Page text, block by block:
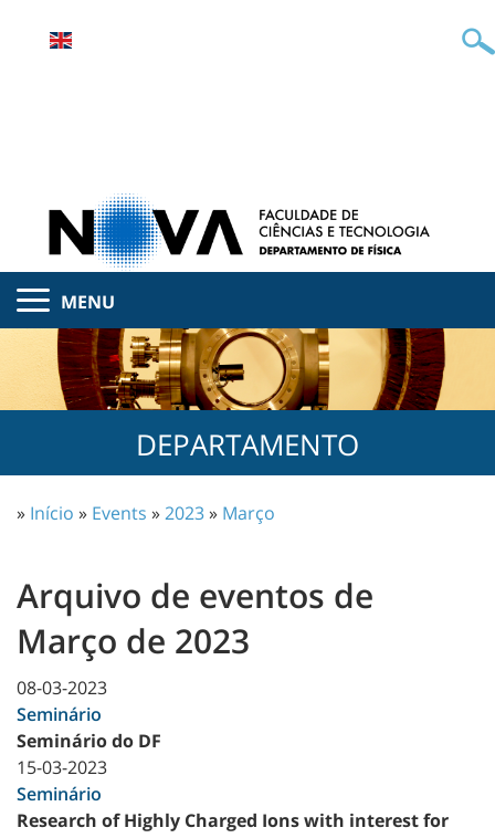
MENU
DEPARTAMENTO
» Início » Events »2023» Março
Arquivo de eventos de
Março de 2023
08-03-2023
Seminário
Seminário do DF
15-03-2023
Seminário
Research of Highly Charged Ions with interest for